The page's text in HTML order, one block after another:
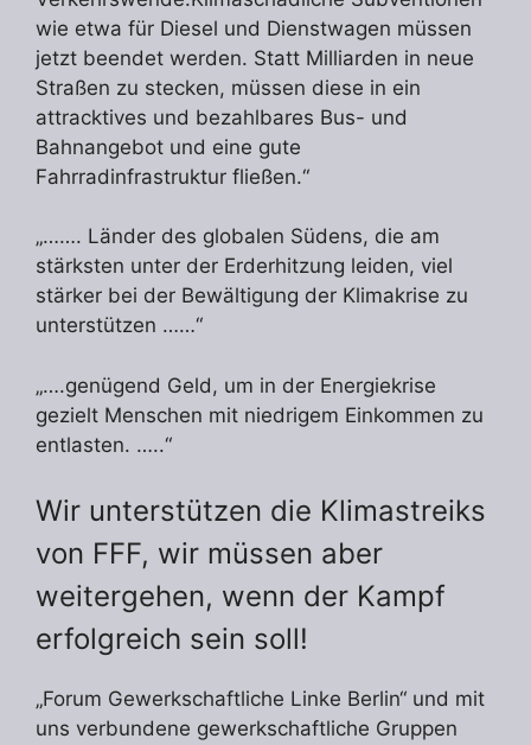
wie etwa für Diesel und Dienstwagen müssen
jetzt beendet werden. Statt Milliarden in neue
Straßen zu stecken, müssen diese in ein
attracktives und bezahlbares Bus- und
Bahnangebot und eine gute
Fahrradinfrastruktur fließen.“
„……. Länder des globalen Südens, die am
stärksten unter der Erderhitzung leiden, viel
stärker bei der Bewältigung der Klimakrise zu
unterstützen ……“
„….genügend Geld, um in der Energiekrise
gezielt Menschen mit niedrigem Einkommen zu
entlasten. …..“
Wir unterstützen die Klimastreiks
von FFF, wir müssen aber
weitergehen, wenn der Kampf
erfolgreich sein soll!
„Forum Gewerkschaftliche Linke Berlin“ und mit
uns verbundene gewerkschaftliche Gruppen